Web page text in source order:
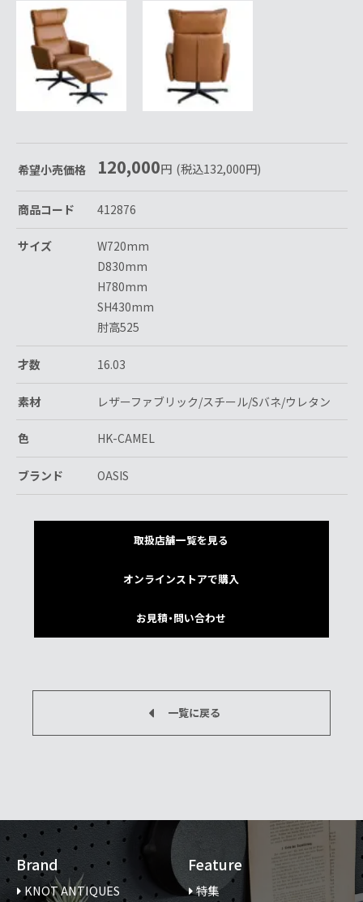
希望小売価格 120,000円 (税込132,000円)
商品コード 412876
サイズ
W720mm
D830mm
H780mm
SH430mm
肘高525
才数 16.03
素材 レザーファブリック/スチール/Sバネ/ウレタン
色 HK-CAMEL
ブランド OASIS
取扱店舗一覧を見る
オンラインストアで購入
お見積・問い合わせ
一覧に戻る
Brand
KNOT ANTIQUES
Feature
特集